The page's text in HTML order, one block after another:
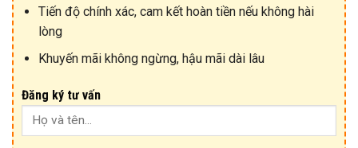
Tiến độ chính xác, cam kết hoàn tiền nếu không hài
lòng
Khuyến mãi không ngừng, hậu mãi dài lâu
Đăng ký tư vấn